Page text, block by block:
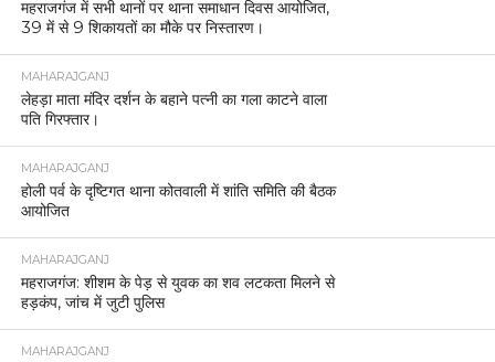
महराजगंज में सभी थानों पर थाना समाधान दिवस आयोजित,
39 में से 9 शिकायतों का मौके पर निस्तारण।
MAHARAJGANJ
लेहड़ा माता मंदिर दर्शन के बहाने पत्नी का गला काटने वाला
पति गिरफ्तार।
MAHARAJGANJ
होली पर्व के दृष्टिगत थाना कोतवाली में शांति समिति की बैठक
आयोजित
MAHARAJGANJ
महराजगंज: शीशम के पेड़ से युवक का शव लटकता मिलने से
हड़कंप, जांच में जुटी पुलिस
MAHARAJGANJ